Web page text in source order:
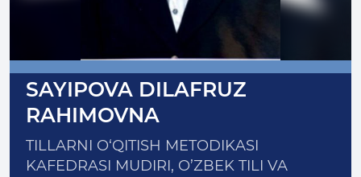
SAYIPOVA DILAFRUZ
RAHIMOVNA
TILLARNI O‘QITISH METODIKASI
KAFEDRASI MUDIRI, O’ZBEK TILI VA